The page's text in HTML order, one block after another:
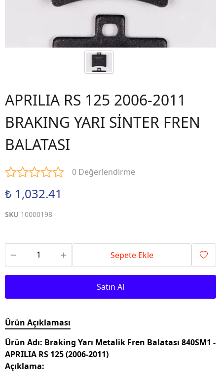
APRILIA RS 125 2006-2011
BRAKING YARI SİNTER FREN
BALATASI
0 Değerlendirme
₺ 1,032.41
SKU 10000198
Sepete Ekle
Satın Al
Ürün Açıklaması
Ürün Adı: Braking Yarı Metalik Fren Balatası 840SM1 -
APRILIA RS 125 (2006-2011)
Açıklama: